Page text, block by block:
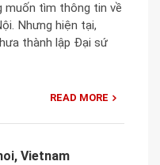
muốn tìm thông tin về
Nhưng hiện tại,
thành lập Đại sứ
READ MORE
Vietnam